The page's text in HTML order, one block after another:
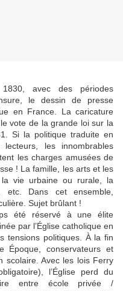
avec des périodes
le dessin de presse
en France. La caricature
vote de la grande loi sur la
Si la politique traduite en
lecteurs, les innombrables
les charges amusées de
! La famille, les arts et les
la vie urbaine ou rurale, la
etc. Dans cet ensemble,
Sujet brûlant !
été réservé à une élite
par l’Église catholique en
tensions politiques. À la fin
conservateurs et
scolaire. Avec les lois Ferry
l’Église perd du
entre école privée /